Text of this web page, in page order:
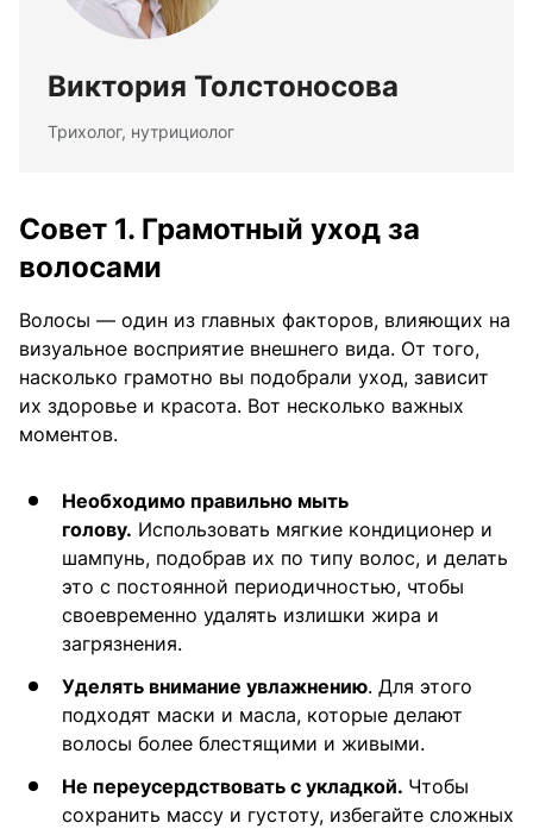
Виктория Толстоносова
Трихолог, нутрициолог
Совет 1. Грамотный уход за
волосами
Волосы — один из главных факторов, влияющих на
визуальное восприятие внешнего вида. От того,
насколько грамотно вы подобрали уход, зависит
их здоровье и красота. Вот несколько важных
моментов.
Необходимо правильно мыть
голову. Использовать мягкие кондиционер и
шампунь, подобрав их по типу волос, и делать
это с постоянной периодичностью, чтобы
своевременно удалять излишки жира и
загрязнения.
Уделять внимание увлажнению. Для этого
подходят маски и масла, которые делают
волосы более блестящими и живыми.
Не переусердствовать с укладкой. Чтобы
сохранить массу и густоту, избегайте сложных